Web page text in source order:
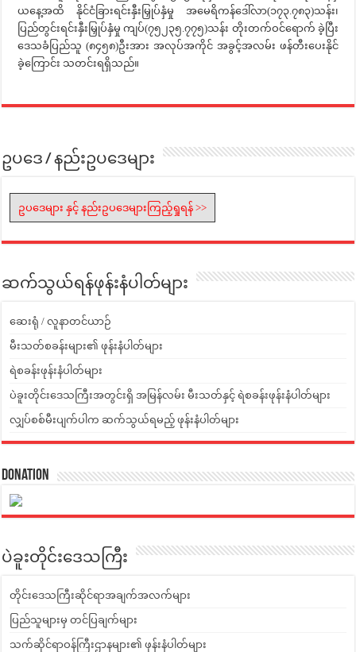
ယနေ့အထိ နိုင်ငံခြားရင်းနှီးမြှုပ်နှံမှု အမေရိကန်ဒေါ်လာ(၁၇၃.၇၈၃)သန်း၊
ပြည်တွင်းရင်းနှီးမြှုပ်နှံမှု ကျပ်(၇၅၂၃၅.၇၇၅)သန်း တိုးတက်ဝင်ရောက် ခဲ့ပြီး
ဒေသခံပြည်သူ (၈၄၅၈)ဦးအား အလုပ်အကိုင် အခွင့်အလမ်း ဖန်တီးပေးနိုင်
ခဲ့ကြောင်း သတင်းရရှိသည်။
ဥပဒေ / နည်းဥပဒေများ
ဥပဒေများ နှင့် နည်းဥပဒေများကြည့်ရှုရန် >>
ဆက်သွယ်ရန်ဖုန်းနံပါတ်များ
ဆေးရုံ / လူနာတင်ယာဉ်
မီးသတ်စခန်းများ၏ ဖုန်းနံပါတ်များ
ရဲစခန်းဖုန်းနံပါတ်များ
ပဲခူးတိုင်းဒေသကြီးအတွင်းရှိ အမြန်လမ်း မီးသတ်နှင့် ရဲစခန်းဖုန်းနံပါတ်များ
လျှပ်စစ်မီးပျက်ပါက ဆက်သွယ်ရမည့် ဖုန်းနံပါတ်များ
Donation
ပဲခူးတိုင်းဒေသကြီး
တိုင်းဒေသကြီးဆိုင်ရာအချက်အလက်များ
ပြည်သူများမှ တင်ပြချက်များ
သက်ဆိုင်ရာဝန်ကြီးဌာနများ၏ ဖုန်းနံပါတ်များ